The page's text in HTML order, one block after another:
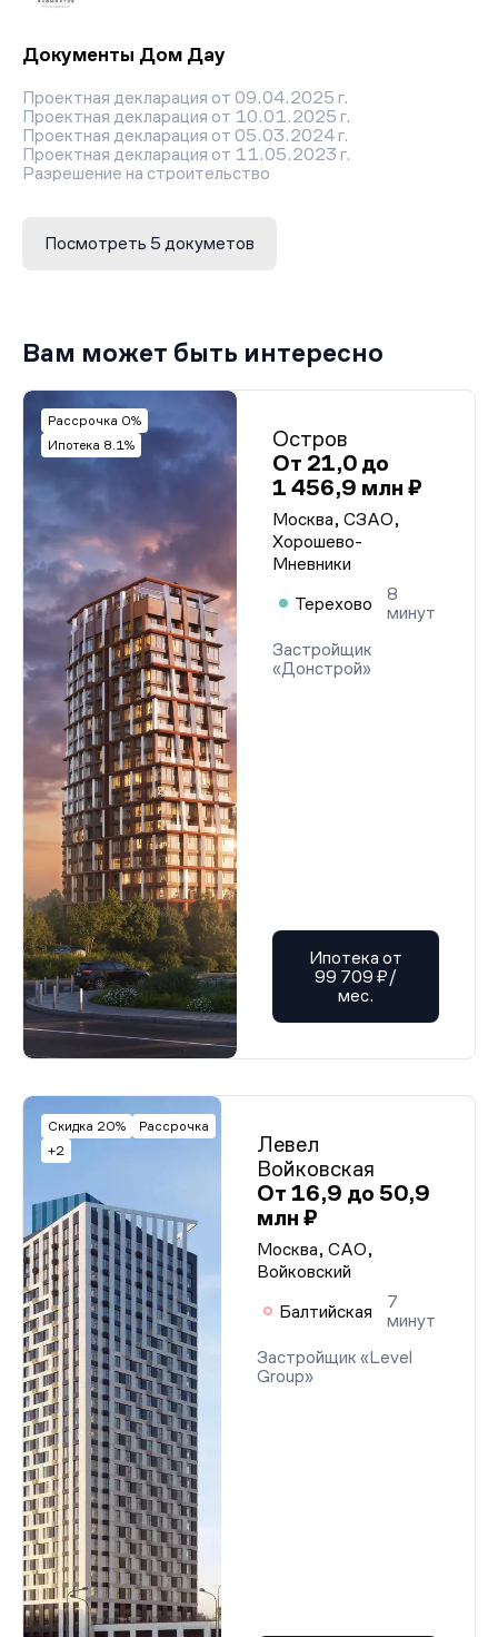
Документы Дом Дау
Проектная декларация от 09.04.2025 г.
Проектная декларация от 10.01.2025 г.
Проектная декларация от 05.03.2024 г.
Проектная декларация от 11.05.2023 г.
Разрешение на строительство
Посмотреть 5 докуметов
Вам может быть интересно
Рассрочка 0%
Ипотека 8.1%
Остров
От 21,0 до
1 456,9 млн ₽
Москва, СЗАО,
Хорошево-
Мневники
Терехово
8
минут
Застройщик
«Донстрой»
Ипотека от
99 709 ₽/
мес.
Скидка 20%
Рассрочка
+2
Левел
Войковская
От 16,9 до 50,9
млн ₽
Москва, САО,
Войковский
Балтийская
7
минут
Застройщик «Level
Group»